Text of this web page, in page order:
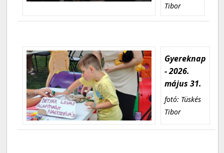
Tibor
Gyereknap
- 2026.
május 31.
fotó: Tüskés
Tibor